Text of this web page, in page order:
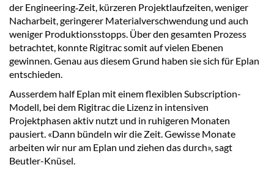
der Engineering‑Zeit, kürzeren Projektlaufzeiten, weniger
Nacharbeit, geringerer Materialverschwendung und auch
weniger Produktionsstopps. Über den gesamten Prozess
betrachtet, konnte Rigitrac somit auf vielen Ebenen
gewinnen. Genau aus diesem Grund haben sie sich für Eplan
entschieden.
Ausserdem half Eplan mit einem flexiblen Subscription-
Modell, bei dem Rigitrac die Lizenz in intensiven
Projektphasen aktiv nutzt und in ruhigeren Monaten
pausiert. «Dann bündeln wir die Zeit. Gewisse Monate
arbeiten wir nur am Eplan und ziehen das durch», sagt
Beutler-Knüsel.